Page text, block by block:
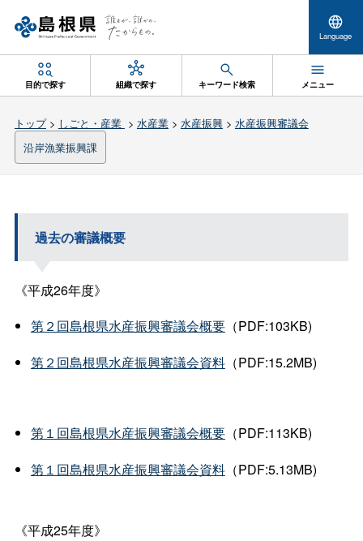
Language
目的で探す 組織で探す キーワード検索 メニュー
トップ> しごと・産業 > 水産業> 水産振興> 水産振興審議会
沿岸漁業振興課
過去の審議概要
《平成26年度》
第２回島根県水産振興審議会概要（PDF:103KB)
第２回島根県水産振興審議会資料（PDF:15.2MB)
第１回島根県水産振興審議会概要（PDF:113KB)
第１回島根県水産振興審議会資料（PDF:5.13MB)
《平成25年度》